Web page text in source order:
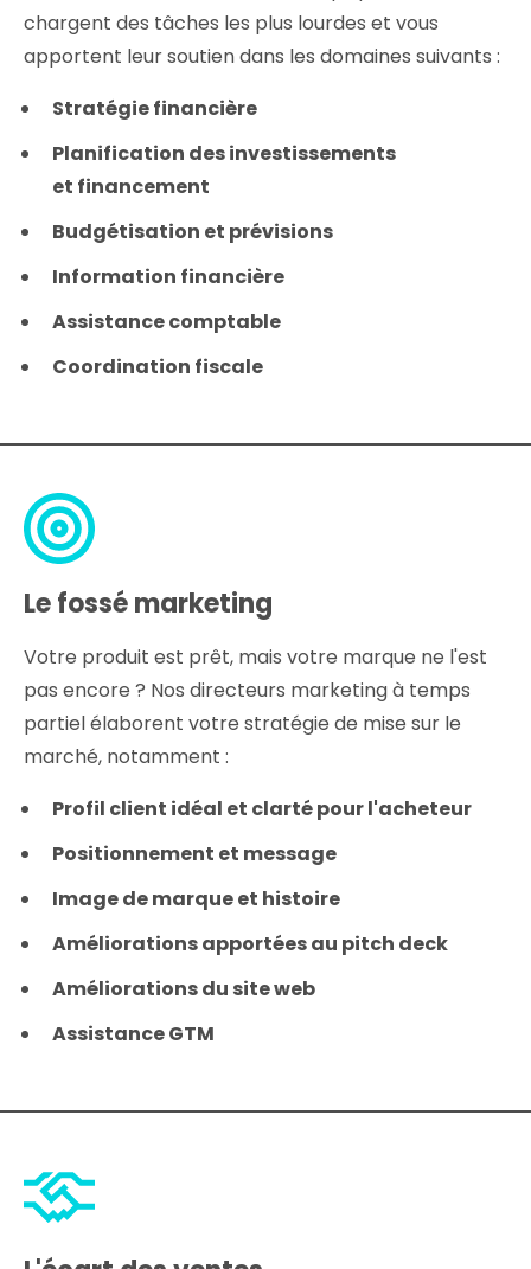
chargent des tâches les plus lourdes et vous
apportent leur soutien dans les domaines suivants :
Stratégie financière
Planification des investissements
et financement
Budgétisation et prévisions
Information financière
Assistance comptable
Coordination fiscale
Le fossé marketing
Votre produit est prêt, mais votre marque ne l'est
pas encore ? Nos directeurs marketing à temps
partiel élaborent votre stratégie de mise sur le
marché, notamment :
Profil client idéal et clarté pour l'acheteur
Positionnement et message
Image de marque et histoire
Améliorations apportées au pitch deck
Améliorations du site web
Assistance GTM